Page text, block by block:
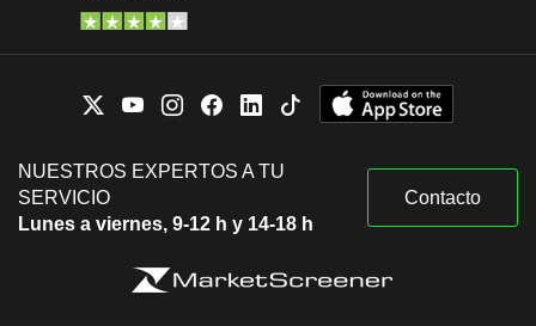
NUESTROS EXPERTOS A TU
SERVICIO
Lunes a viernes, 9-12 h y 14-18 h
Contacto